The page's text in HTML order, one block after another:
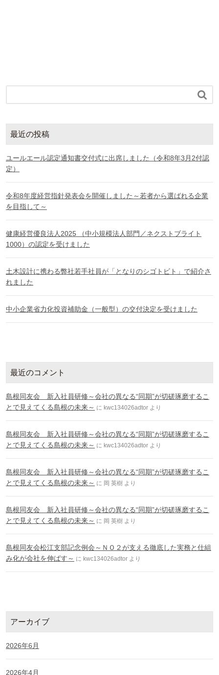

最近の投稿
ユールエール認定通知書交付式に出席しました（令和8年3月2付認
定）
令和8年度経営指針発表会を開催しました～若者から選ばれる企業
を目指して～
健康経営優良法人2025 （中小規模法人部門／ネクストブライト
1000）の認定を受けました
土木設計に携わる弊社若手社員が「となりのシゴトビト」で紹介さ
れました
中小企業省力化投資補助金（一般型）の交付決定を受けました
最近のコメント
島根同友会 新入社員研修～会社の異なる“同期”が切磋琢磨するこ
とで見えてくる島根の未来～ に kwc134026adtor より
島根同友会 新入社員研修～会社の異なる“同期”が切磋琢磨するこ
とで見えてくる島根の未来～ に kwc134026adtor より
島根同友会 新入社員研修～会社の異なる“同期”が切磋琢磨するこ
とで見えてくる島根の未来～ に 岡 英樹 より
島根同友会 新入社員研修～会社の異なる“同期”が切磋琢磨するこ
とで見えてくる島根の未来～ に 岡 英樹 より
島根同友会松江支部記念例会～ＮＯ２が支える徹底した実務と仕組
み化が会社を伸ばす～ に kwc134026adtor より
アーカイブ
2026年6月
2026年4月